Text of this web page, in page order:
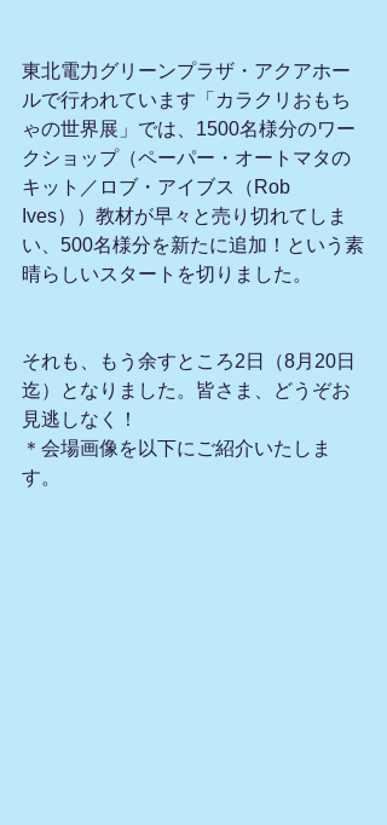
東北電力グリーンプラザ・アクアホー
ルで行われています「カラクリおもち
ゃの世界展」では、1500名様分のワー
クショップ（ペーパー・オートマタの
キット／ロブ・アイブス（Rob
Ives））教材が早々と売り切れてしま
い、500名様分を新たに追加！という素
晴らしいスタートを切りました。
それも、もう余すところ2日（8月20日
迄）となりました。皆さま、どうぞお
見逃しなく！
＊会場画像を以下にご紹介いたしま
す。